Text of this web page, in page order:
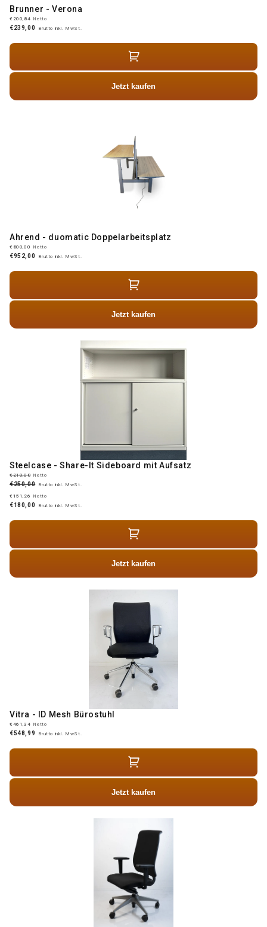
Brunner - Verona
€200,84 Netto
€239,00 Brutto inkl. MwSt.
Jetzt kaufen
Ahrend - duomatic Doppelarbeitsplatz
€800,00 Netto
€952,00 Brutto inkl. MwSt.
Jetzt kaufen
Steelcase - Share-It Sideboard mit Aufsatz
€210,08 Netto
€250,00 Brutto inkl. MwSt.
€151,26
Netto
€180,00 Brutto inkl. MwSt.
Jetzt kaufen
Vitra - ID Mesh Bürostuhl
€461,34 Netto
€548,99 Brutto inkl. MwSt.
Jetzt kaufen